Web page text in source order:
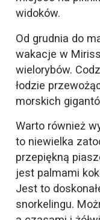
widoków.
Od grudnia do
wakacje w
wielorybów.
łodzie
morskich
Warto również
to niewielka
przepiękną
jest palmami
Jest to
snorkelingu.